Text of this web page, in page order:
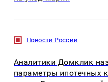
Новости России
Аналитики Домклик
параметры ипотечных